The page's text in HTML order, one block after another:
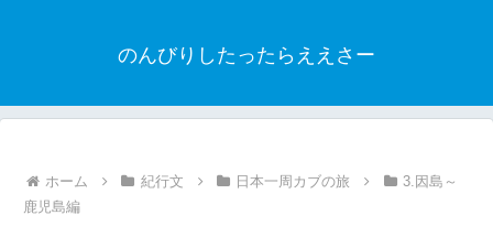
のんびりしたったらええさー
ホーム 紀行文 日本一周カブの旅
3.因島～
鹿児島編